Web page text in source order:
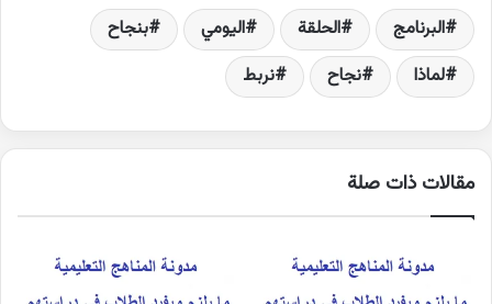
البرنامج الحلقة اليومي
بنجاح
لماذا
نجاح نربط
مقالات ذات صلة